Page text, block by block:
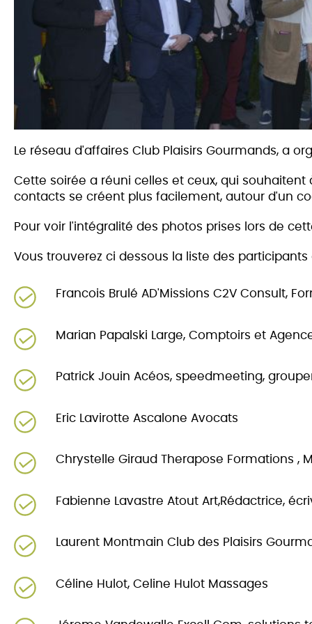
Le réseau d'affaires Club Plaisirs Gourmands, a
Cette soirée a réuni celles et ceux, qui
contacts se créent plus facilement, autour d'un
Pour voir l'intégralité des photos prises lors de
Vous trouverez ci dessous la liste des
Francois Brulé AD'Missions C2V Consult,
Marian Papalski Large, Comptoirs et
Patrick Jouin Acéos, speedmeeting,
Eric Lavirotte Ascalone Avocats
Chrystelle Giraud Therapose Formations ,
Fabienne Lavastre Atout Art,Rédactrice,
Laurent Montmain Club des Plaisirs
Céline Hulot, Celine Hulot Massages